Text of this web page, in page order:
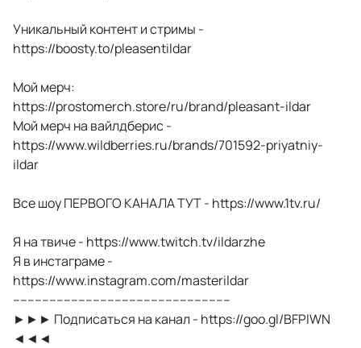
Уникальный контент и стримы -
https://boosty.to/pleasentildar
Мой мерч:
https://prostomerch.store/ru/brand/pleasant-ildar
Мой мерч на вайлдберис -
https://www.wildberries.ru/brands/701592-priyatniy-
ildar
Все шоу ПЕРВОГО КАНАЛА ТУТ - https://www.1tv.ru/
Я на твиче - https://www.twitch.tv/ildarzhe
Я в инстаграме -
https://www.instagram.com/masterildar
------------------------------------------------------------
►►► Подписаться на канал - https://goo.gl/BFPlWN
◄◄◄